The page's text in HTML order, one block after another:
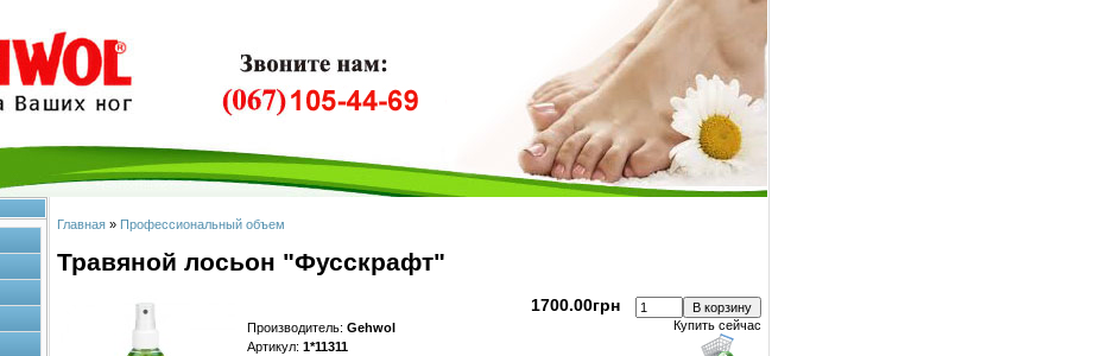
Главная » Профессиональный объем
Травяной лосьон "Фусскрафт"
1700.00грн
Производитель: Gehwol
Артикул: 1*11311
Купить сейчас